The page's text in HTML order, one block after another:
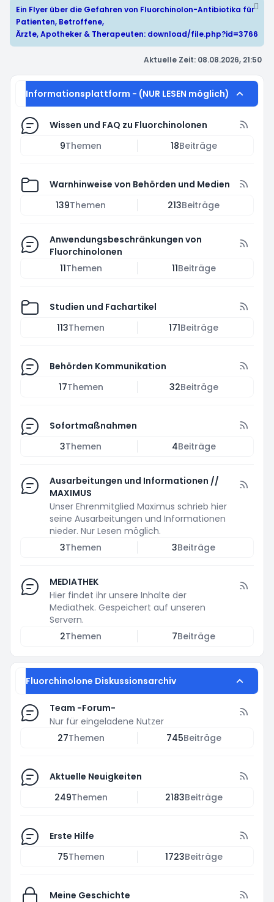
Ein Flyer über die Gefahren von Fluorchinolon-Antibiotika für
Patienten, Betroffene,
Ärzte, Apotheker & Therapeuten: download/file.php?id=3766
Aktuelle Zeit: 08.08.2026, 21:50
Informationsplattform - (NUR LESEN möglich)
Wissen und FAQ zu Fluorchinolonen
9Themen 18Beiträge
Warnhinweise von Behörden und Medien
139Themen 213Beiträge
Anwendungsbeschränkungen von
Fluorchinolonen
11Themen 11Beiträge
Studien und Fachartikel
113Themen 171Beiträge
Behörden Kommunikation
17Themen 32Beiträge
Sofortmaßnahmen
3Themen 4Beiträge
Ausarbeitungen und Informationen //
MAXIMUS
Unser Ehrenmitglied Maximus schrieb hier
seine Ausarbeitungen und Informationen
nieder. Nur Lesen möglich.
3Themen 3Beiträge
MEDIATHEK
Hier findet ihr unsere Inhalte der
Mediathek. Gespeichert auf unseren
Servern.
2Themen 7Beiträge
Fluorchinolone Diskussionsarchiv
Team -Forum-
Nur für eingeladene Nutzer
27Themen 745Beiträge
Aktuelle Neuigkeiten
249Themen 2183Beiträge
Erste Hilfe
75Themen 1723Beiträge
Meine Geschichte